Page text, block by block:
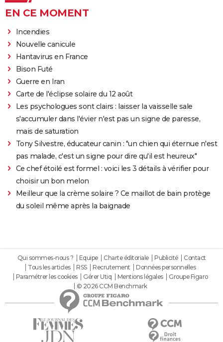
EN CE MOMENT
Incendies
Nouvelle canicule
Hantavirus en France
Bison Futé
Guerre en Iran
Carte de l'éclipse solaire du 12 août
Les psychologues sont clairs : laisser la vaisselle sale
s'accumuler dans l'évier n'est pas un signe de paresse,
mais de saturation
Tony Silvestre, éducateur canin : "un chien qui éternue n'est
pas malade, c'est un signe pour dire qu'il est heureux"
Ce chef étoilé est formel : voici les 3 détails à vérifier pour
choisir un bon melon
Meilleur que la crème solaire ? Ce maillot de bain protège
du soleil même après la baignade
Qui sommes-nous ? Equipe Charte éditoriale Publicité
Contact
Tous les articles
RSS Recrutement
Données personnelles
Paramétrer les cookies
Gérer Utiq Mentions légales
Groupe Figaro
© 2026 CCM Benchmark